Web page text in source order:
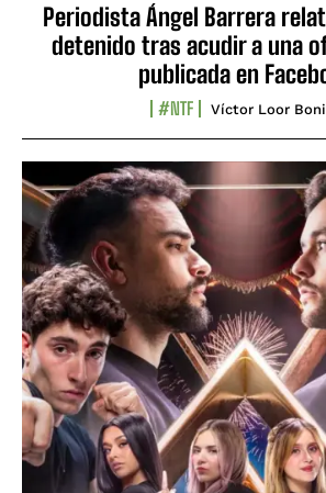
Periodista Ángel Barrera
detenido tras acudir a una
publicada en
#NTF Víctor Loor